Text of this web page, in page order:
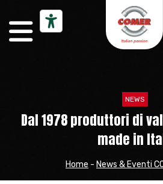
NEWS
Dal 1978 produttori di
made in
Home - News & Eventi